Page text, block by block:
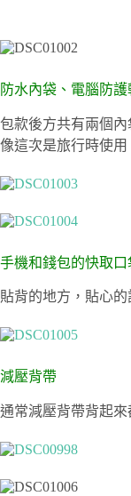
防水內袋、電腦防
包款後方共有兩個
像這次是旅行時使
手機和錢包的快取口
貼背的地方，貼心
減壓背帶
通常減壓背帶背起